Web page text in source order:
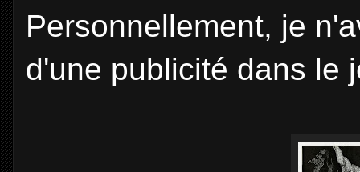
Personnellement, je
d'une publicité dans le